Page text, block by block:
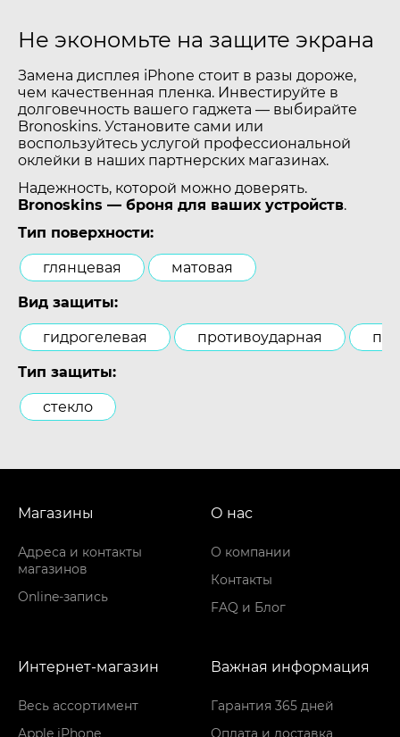
Не экономьте на защите экрана
Замена дисплея iPhone стоит в разы дороже,
чем качественная пленка. Инвестируйте в
долговечность вашего гаджета — выбирайте
Bronoskins. Установите сами или
воспользуйтесь услугой профессиональной
оклейки в наших партнерских магазинах.
Надежность, которой можно доверять.
Bronoskins — броня для ваших устройств.
Тип поверхности:
глянцевая матовая
Вид защиты:
гидрогелевая противоударная
Тип защиты:
стекло
Магазины
Адреса и контакты
магазинов
Online-запись
О нас
О компании
Контакты
FAQ и Блог
Интернет-магазин
Весь ассортимент
Apple iPhone
Важная информация
Гарантия 365 дней
Оплата и доставка